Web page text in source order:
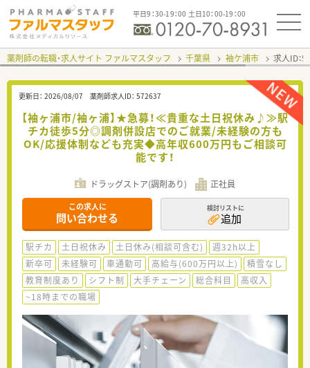
平日9：30-19：00 土日10：00-19：00
薬剤師の転職・求人サイト ファルマスタッフ 千葉県 袖ケ浦市 求人ID：
更新日： 2026/08/07 薬剤師求人ID： 572637
【袖ヶ浦市/袖ヶ浦】★急募！≪貴重な土日祝休み♪≫駅
チカ徒歩5分◎調剤併設店でのご就業/未経験の方も
OK/応援体制なども充実◆高年収600万円もご相談可
能です！
ドラッグストア(調剤あり) 正社員
この求人に
問い合わせる
検討リストに
追加
駅チカ 土日祝休み 土日休み(相談可含む)
週32h以上
新卒可
未経験可 車通勤可 高給与(600万円以上)
積雪なし
教育制度あり
シフト制 大手チェーン 総合科目
高収入
~18時までの職場